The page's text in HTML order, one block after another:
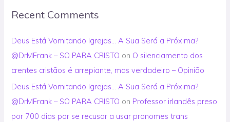
Recent Comments
Deus Está Vomitando Igrejas… A Sua Será a Próxima?
@DrMFrank – SO PARA CRISTO on O silenciamento dos
crentes cristãos é arrepiante, mas verdadeiro – Opinião
Deus Está Vomitando Igrejas… A Sua Será a Próxima?
@DrMFrank – SO PARA CRISTO on Professor irlandês preso
por 700 dias por se recusar a usar pronomes trans